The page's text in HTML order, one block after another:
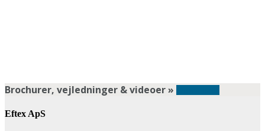
Brochurer, vejledninger & videoer »
Eftex ApS